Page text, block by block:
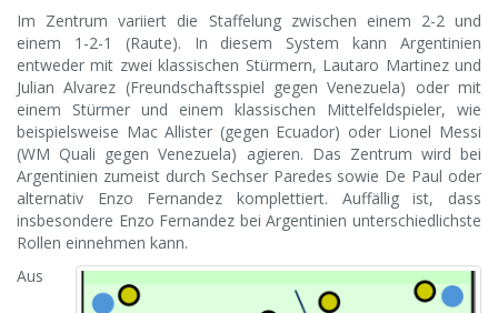
Im Zentrum variiert die Staffelung zwischen einem 2-2 und
einem 1-2-1 (Raute). In diesem System kann Argentinien
entweder mit zwei klassischen Stürmern, Lautaro Martinez und
Julian Alvarez (Freundschaftsspiel gegen Venezuela) oder mit
einem Stürmer und einem klassischen Mittelfeldspieler, wie
beispielsweise Mac Allister (gegen Ecuador) oder Lionel Messi
(WM Quali gegen Venezuela) agieren. Das Zentrum wird bei
Argentinien zumeist durch Sechser Paredes sowie De Paul oder
alternativ Enzo Fernandez komplettiert. Auffällig ist, dass
insbesondere Enzo Fernandez bei Argentinien unterschiedlichste
Rollen einnehmen kann.
Aus